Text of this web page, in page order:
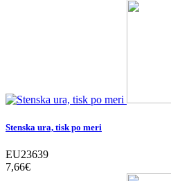
Stenska ura, tisk po meri
EU23639
7,66‎€